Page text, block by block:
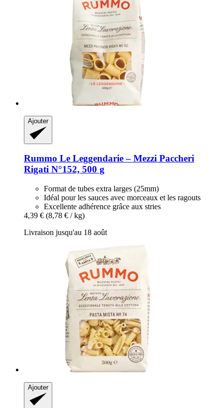
Ajouter
Rummo Le Leggendarie – Mezzi Paccheri
Rigati N°152, 500 g
Format de tubes extra larges (25mm)
Idéal pour les sauces avec morceaux et les ragouts
Excellente adhérence grâce aux stries
4,39 € (8,78 € / kg)
Livraison jusqu'au 18 août
Ajouter